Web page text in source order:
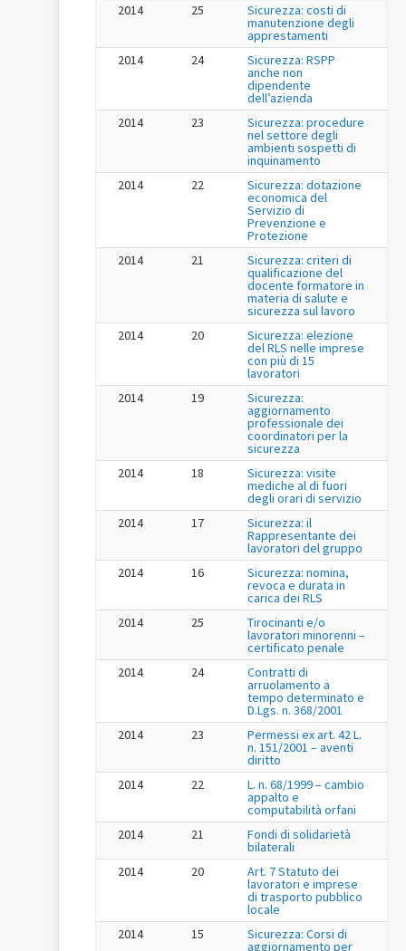
2014
25 Sicurezza: costi di
manutenzione degli
apprestamenti
2014
24 Sicurezza: RSPP
anche non
dipendente
dell’azienda
2014
23 Sicurezza: procedure
nel settore degli
ambienti sospetti di
inquinamento
2014
22 Sicurezza: dotazione
economica del
Servizio di
Prevenzione e
Protezione
2014
21 Sicurezza: criteri di
qualificazione del
docente formatore in
materia di salute e
sicurezza sul lavoro
2014
20 Sicurezza: elezione
del RLS nelle imprese
con più di 15
lavoratori
2014
19 Sicurezza:
aggiornamento
professionale dei
coordinatori per la
sicurezza
2014
18 Sicurezza: visite
mediche al di fuori
degli orari di servizio
2014
17 Sicurezza: il
Rappresentante dei
lavoratori del gruppo
2014
16 Sicurezza: nomina,
revoca e durata in
carica dei RLS
2014
25 Tirocinanti e/o
lavoratori minorenni –
certificato penale
2014
24 Contratti di
arruolamento a
tempo determinato e
D.Lgs. n. 368/2001
2014
23 Permessi ex art. 42 L.
n. 151/2001 – aventi
diritto
2014
22 L. n. 68/1999 – cambio
appalto e
computabilità orfani
2014
21 Fondi di solidarietà
bilaterali
2014
20 Art. 7 Statuto dei
lavoratori e imprese
di trasporto pubblico
locale
2014
15 Sicurezza: Corsi di
aggiornamento per